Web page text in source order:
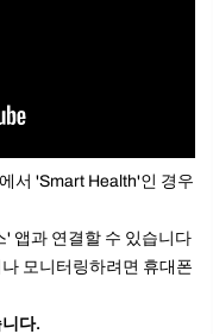
서 'Smart Health'인 경우
' 앱과 연결할 수 있습니다
모니터링하려면 휴대폰
다.